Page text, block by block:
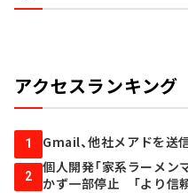
アクセスランキング
1 Gmail、他社メアドを送
2
個人開発「家系ラーメ
かず一部停止 「より信